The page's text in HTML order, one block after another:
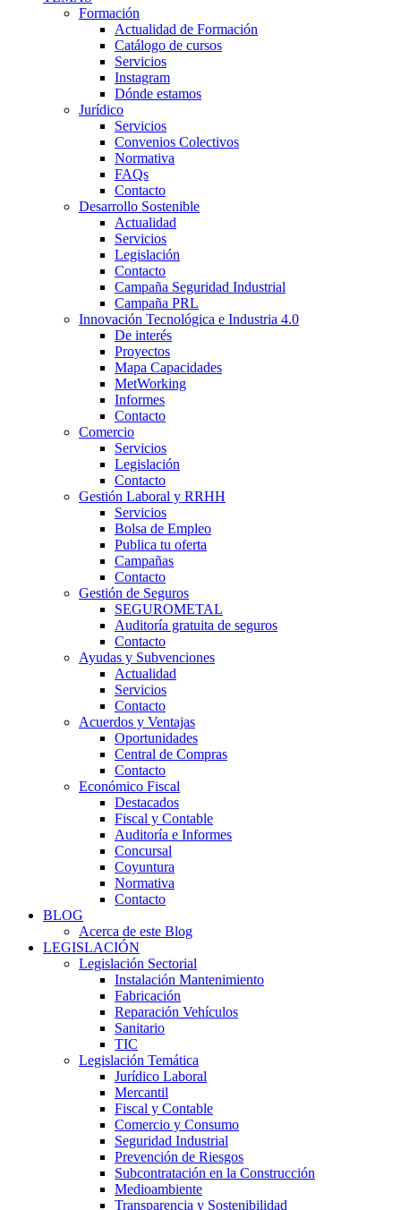
Formación
Actualidad de Formación
Catálogo de cursos
Servicios
Instagram
Dónde estamos
Jurídico
Servicios
Convenios Colectivos
Normativa
FAQs
Contacto
Desarrollo Sostenible
Actualidad
Servicios
Legislación
Contacto
Campaña Seguridad Industrial
Campaña PRL
Innovación Tecnológica e Industria 4.0
De interés
Proyectos
Mapa Capacidades
MetWorking
Informes
Contacto
Comercio
Servicios
Legislación
Contacto
Gestión Laboral y RRHH
Servicios
Bolsa de Empleo
Publica tu oferta
Campañas
Contacto
Gestión de Seguros
SEGUROMETAL
Auditoría gratuita de seguros
Contacto
Ayudas y Subvenciones
Actualidad
Servicios
Contacto
Acuerdos y Ventajas
Oportunidades
Central de Compras
Contacto
Económico Fiscal
Destacados
Fiscal y Contable
Auditoría e Informes
Concursal
Coyuntura
Normativa
Contacto
BLOG
Acerca de este Blog
LEGISLACIÓN
Legislación Sectorial
Instalación Mantenimiento
Fabricación
Reparación Vehículos
Sanitario
TIC
Legislación Temática
Jurídico Laboral
Mercantil
Fiscal y Contable
Comercio y Consumo
Seguridad Industrial
Prevención de Riesgos
Subcontratación en la Construcción
Medioambiente
Transparencia y Sostenibilidad